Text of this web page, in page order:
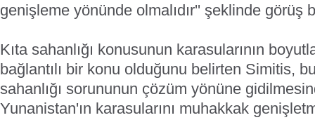
genişleme yönünde olmalıdır'' şeklinde görüş
Kıta sahanlığı konusunun karasularının
bağlantılı bir konu olduğunu belirten Simitis,
sahanlığı sorununun çözüm yönüne
Yunanistan'ın karasularını muhakkak